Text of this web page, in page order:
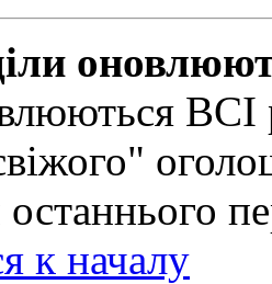
ВСІ
к началу